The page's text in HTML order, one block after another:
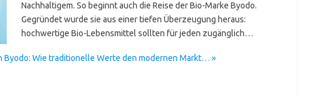
Nachhaltigem. So beginnt auch die Reise der Bio-Marke Byodo.
Gegründet wurde sie aus einer tiefen Überzeugung heraus:
hochwertige Bio-Lebensmittel sollten für jeden zugänglich…
Byodo: Wie traditionelle Werte den modernen Markt… »